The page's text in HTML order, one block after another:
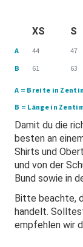
XS S
A 44 47
B
61 63
A = Breite in
B = Länge in
Damit du die
besten an
Shirts und
und von der
Bund sowie in
Bitte beachte,
handelt.
empfehlen wir